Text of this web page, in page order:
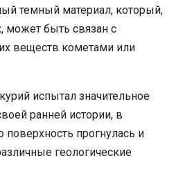
темный материал, который,
может быть связан с
веществ кометами или
испытал значительное
ранней истории, в
поверхность прогнулась и
геологические